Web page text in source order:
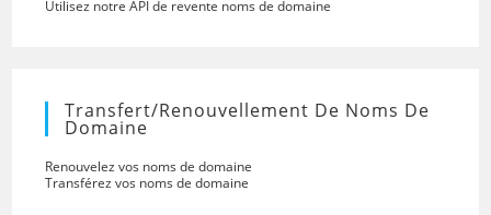
Utilisez notre API de revente noms de domaine
Transfert/renouvellement De Noms De
Domaine
Renouvelez vos noms de domaine
Transférez vos noms de domaine